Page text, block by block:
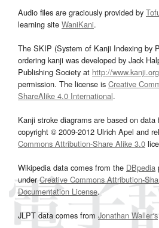
Audio files are graciously provided by
learning site WaniKani.
The SKIP (System of Kanji Indexing by
ordering kanji was developed by Jack
Publishing Society at http://
permission. The license is Creative
ShareAlike 4.0 International.
Kanji stroke diagrams are based on data
copyright © 2009-2012 Ulrich Apel and
Commons Attribution-Share Alike 3.0
Wikipedia data comes from the DBpedia
underCreative Commons Attribution-
Documentation License.
JLPT data comes from Jonathan Waller‘s